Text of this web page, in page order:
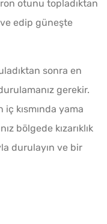
otunu topladıktan
edip güneşte
sonra en
gerekir.
kısmında yama
bölgede kızarıklık
durulayın ve bir